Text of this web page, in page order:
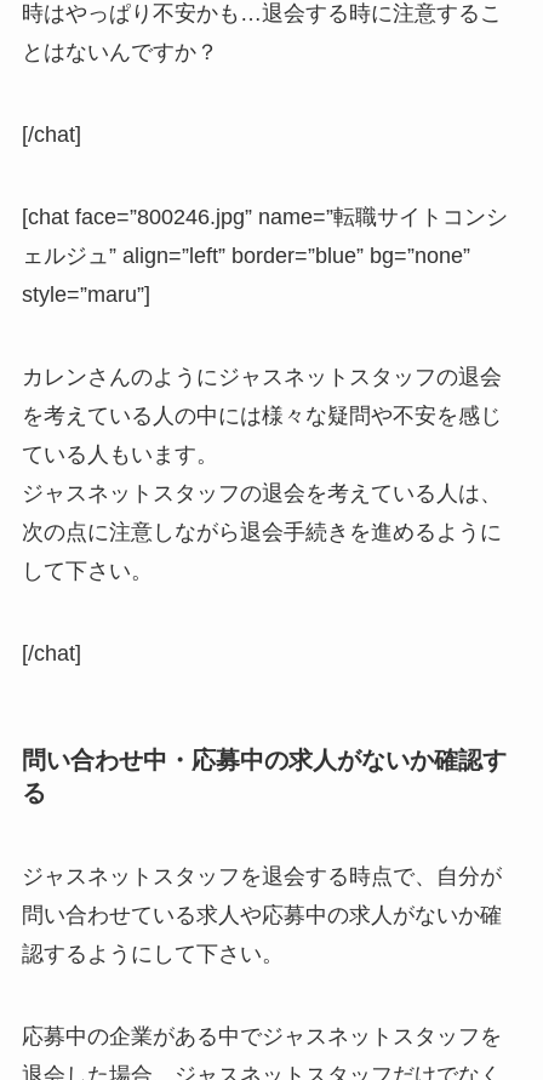
時はやっぱり不安かも…退会する時に注意するこ
とはないんですか？
[/chat]
[chat face=”800246.jpg” name=”転職サイトコンシ
ェルジュ” align=”left” border=”blue” bg=”none”
style=”maru”]
カレンさんのようにジャスネットスタッフの退会
を考えている人の中には様々な疑問や不安を感じ
ている人もいます。
ジャスネットスタッフの退会を考えている人は、
次の点に注意しながら退会手続きを進めるように
して下さい。
[/chat]
問い合わせ中・応募中の求人がないか確認す
る
ジャスネットスタッフを退会する時点で、自分が
問い合わせている求人や応募中の求人がないか確
認するようにして下さい。
応募中の企業がある中でジャスネットスタッフを
退会した場合、ジャスネットスタッフだけでなく